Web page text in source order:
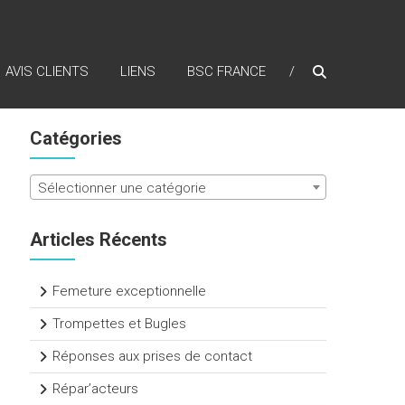
AVIS CLIENTS LIENS BSC FRANCE
Catégories
Sélectionner une catégorie
Articles Récents
Femeture exceptionnelle
Trompettes et Bugles
Réponses aux prises de contact
Répar’acteurs